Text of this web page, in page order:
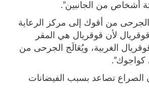
أشخاص من الجانبين”.
الجرحى من أقوك إلى مركز الرعاية
لأن قوقريال هي المقر
الغربية، ويُعَالَج الجرحى من
الصراع تصاعد بسبب الفيضانات